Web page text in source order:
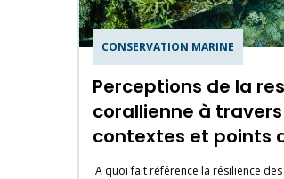
CONSERVATION MARINE
Perceptions de la
corallienne à
contextes et points
A quoi fait référence la résilience des